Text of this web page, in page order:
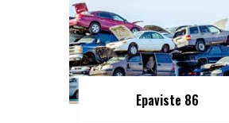
Epaviste 86